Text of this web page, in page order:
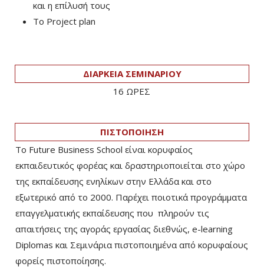
και η επίλυσή τους
Tο Project plan
ΔΙΑΡΚΕΙΑ ΣΕΜΙΝΑΡΙΟΥ
16 ΩΡΕΣ
ΠΙΣΤΟΠΟΙΗΣΗ
Το Future Business School είναι κορυφαίος
εκπαιδευτικός φορέας και δραστηριοποιείται στο χώρο
της εκπαίδευσης ενηλίκων στην Ελλάδα και στο
εξωτερικό από το 2000. Παρέχει ποιοτικά προγράμματα
επαγγελματικής εκπαίδευσης που πληρούν τις
απαιτήσεις της αγοράς εργασίας διεθνώς, e-learning
Diplomas και Σεμινάρια πιστοποιημένα από κορυφαίους
φορείς πιστοποίησης.